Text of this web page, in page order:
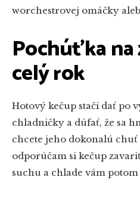
worchestrovej omáčky
Pochúťka na
celý rok
Hotový kečup stačí dať po
chladničky a dúfať, že sa
chcete jeho dokonalú
odporúčam si kečup
suchu a chlade vám